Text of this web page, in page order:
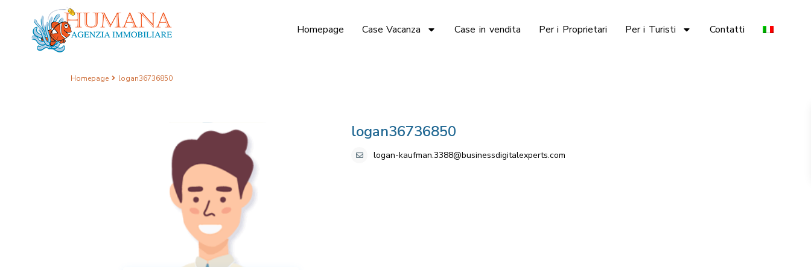
Homepage Case Vacanza Case in vendita Per i Proprietari Per i Turisti Contatti
Homepage logan36736850
logan36736850
logan-kaufman.3388@businessdigitalexperts.com